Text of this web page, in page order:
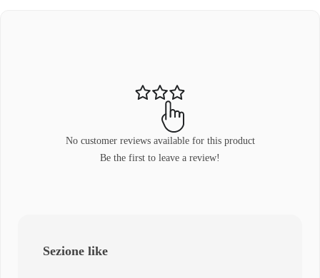
No customer reviews available for this product
Be the first to leave a review!
Sezione like